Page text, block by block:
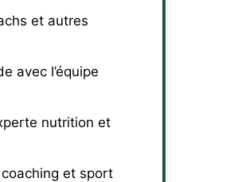
et autres
avec l’équipe
nutrition et
et sport